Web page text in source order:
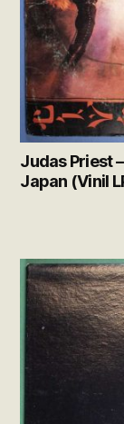
Judas Priest
Japan (Vinil